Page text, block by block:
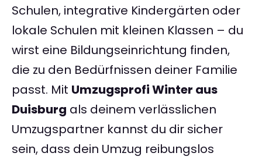
Schulen, integrative Kindergärten oder
lokale Schulen mit kleinen Klassen – du
wirst eine Bildungseinrichtung finden,
die zu den Bedürfnissen deiner Familie
passt. Mit Umzugsprofi Winter aus
Duisburg als deinem verlässlichen
Umzugspartner kannst du dir sicher
sein, dass dein Umzug reibungslos